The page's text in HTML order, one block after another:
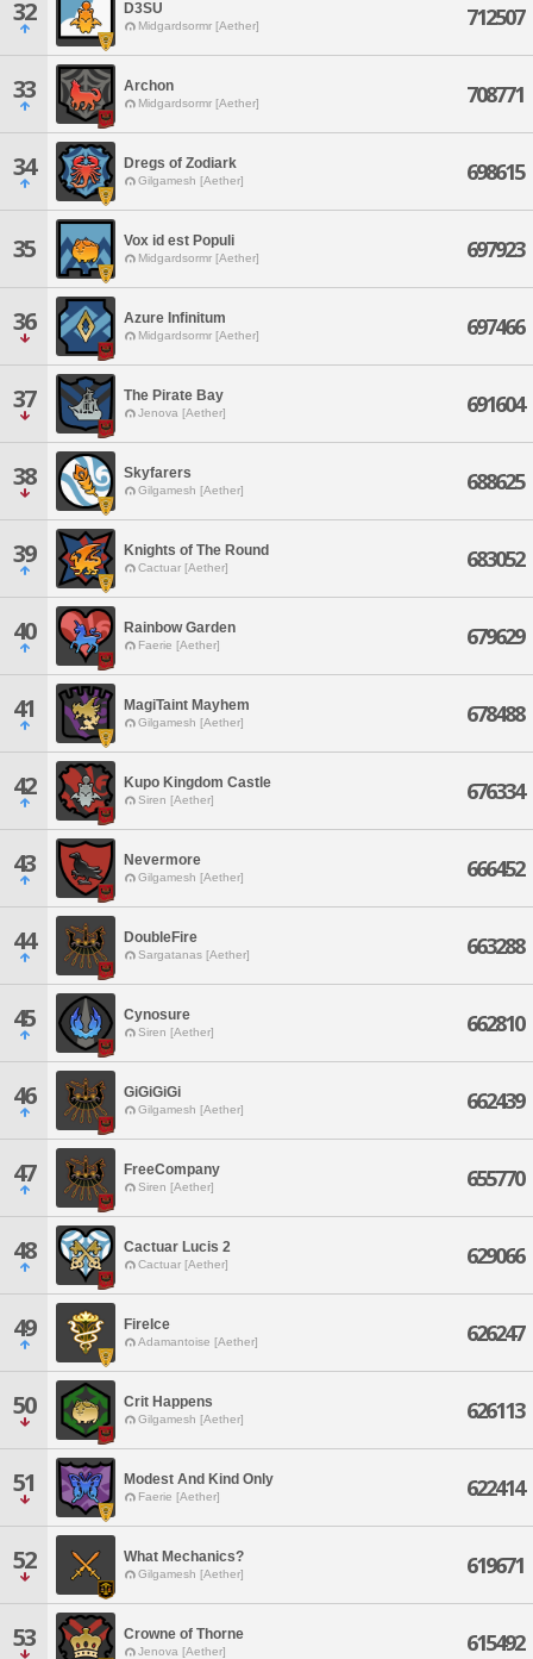
32 D3SU
Midgardsormr [Aether] 712507
33 Archon
Midgardsormr [Aether] 708771
34 Dregs of Zodiark
Gilgamesh [Aether] 698615
35 Vox id est Populi
Midgardsormr [Aether] 697923
36 Azure Infinitum
Midgardsormr [Aether] 697466
37 The Pirate Bay
Jenova [Aether] 691604
38 Skyfarers
Gilgamesh [Aether] 688625
39 Knights of The Round
Cactuar [Aether] 683052
40 Rainbow Garden
Faerie [Aether] 679629
41 MagiTaint Mayhem
Gilgamesh [Aether] 678488
42 Kupo Kingdom Castle
Siren [Aether] 676334
43 Nevermore
Gilgamesh [Aether] 666452
44 DoubleFire
Sargatanas [Aether] 663288
45 Cynosure
Siren [Aether] 662810
46 GiGiGiGi
Gilgamesh [Aether] 662439
47 FreeCompany
Siren [Aether] 655770
48 Cactuar Lucis 2
Cactuar [Aether] 629066
49 FireIce
Adamantoise [Aether] 626247
50 Crit Happens
Gilgamesh [Aether] 626113
51 Modest And Kind Only
Faerie [Aether] 622414
52 What Mechanics?
Gilgamesh [Aether] 619671
53 Crowne of Thorne
Jenova [Aether] 615492